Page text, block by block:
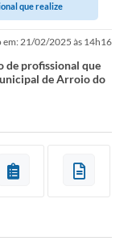
que realize
em: 21/02/2025 às 14h16
de profissional que
de Arroio do